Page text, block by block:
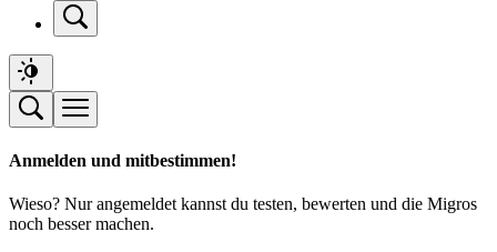
Anmelden und mitbestimmen!
Wieso? Nur angemeldet kannst du testen, bewerten und die Migros
noch besser machen.